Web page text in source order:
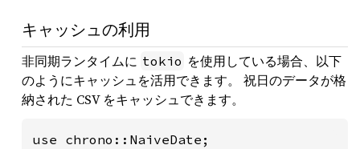
キャッシュの利用
非同期ランタイムに tokio を使用している場合、以下
のようにキャッシュを活用できます。 祝日のデータが格
納された CSV をキャッシュできます。
use chrono::NaiveDate;